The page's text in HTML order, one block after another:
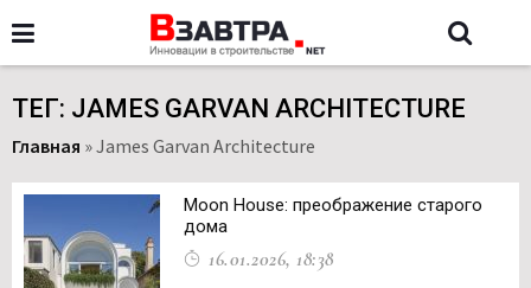
ТЕГ: JAMES GARVAN ARCHITECTURE
Главная »James Garvan Architecture
Moon House: преображение старого
дома
16.01.2026, 18:38